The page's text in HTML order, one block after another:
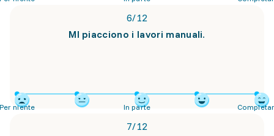
6/12
MI piacciono i lavori manuali.
niente In parte
7/12